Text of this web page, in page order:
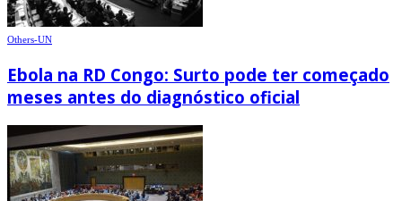
Others-UN
Ebola na RD Congo: Surto pode ter começado
meses antes do diagnóstico oficial